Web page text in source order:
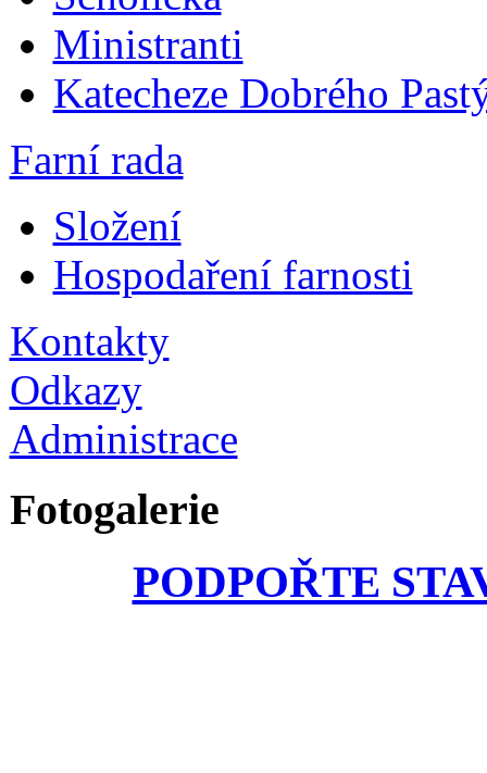
Ministranti
Katecheze Dobrého
Farní rada
Složení
Hospodaření farnosti
Kontakty
Odkazy
Administrace
Fotogalerie
PODPOŘTE